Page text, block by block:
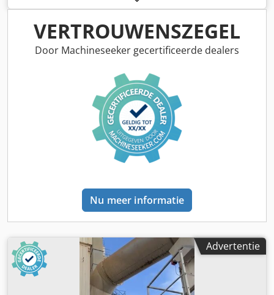
automatisering: 2013 Capaciteit: 160 ton/uur Machine
wordt momenteel gedemonteerd
VERTROUWENSZEGEL
Door Machineseeker gecertificeerde dealers
Nu meer informatie
Advertentie